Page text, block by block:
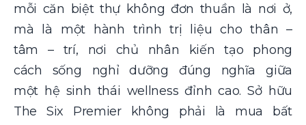
mỗi căn biệt thự không đơn thuần là nơi ở,
mà là một hành trình trị liệu cho thân –
tâm – trí, nơi chủ nhân kiến tạo phong
cách sống nghỉ dưỡng đúng nghĩa giữa
một hệ sinh thái wellness đỉnh cao. Sở hữu
The Six Premier không phải là mua bất